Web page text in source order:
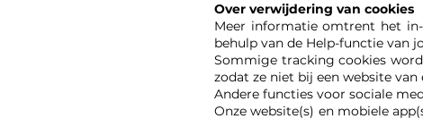
Over verwijdering van cookies
Meer informatie omtrent het
behulp van de Help-functie van
Sommige tracking cookies
zodat ze niet bij een website
Andere functies voor sociale
Onze website(s) en mobiele